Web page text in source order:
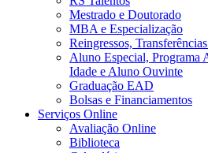
Mestrado e Doutorado
MBA e Especialização
Reingressos,
Aluno Especial, Programa
Idade e Aluno Ouvinte
Graduação EAD
Bolsas e Financiamentos
Serviços Online
Avaliação Online
Biblioteca